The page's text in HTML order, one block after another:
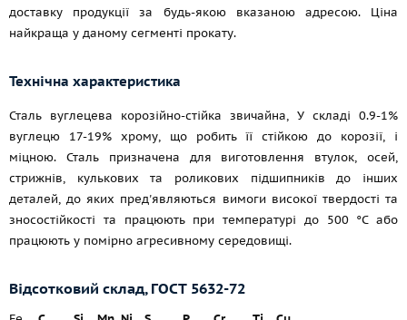
доставку продукції за будь-якою вказаною адресою. Ціна
найкраща у даному сегменті прокату.
Технічна характеристика
Сталь вуглецева корозійно-стійка звичайна, У складі 0.9-1%
вуглецю 17-19% хрому, що робить її стійкою до корозії, і
міцною. Сталь призначена для виготовлення втулок, осей,
стрижнів, кулькових та роликових підшипників до інших
деталей, до яких пред'являються вимоги високої твердості та
зносостійкості та працюють при температурі до 500 °C або
працюють у помірно агресивному середовищі.
Відсотковий склад, ГОСТ 5632-72